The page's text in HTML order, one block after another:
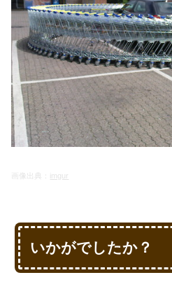
画像出典： imgur
いかがでしたか？